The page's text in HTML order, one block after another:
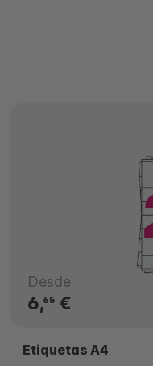
Desde
6,65€
Etiquetas A4